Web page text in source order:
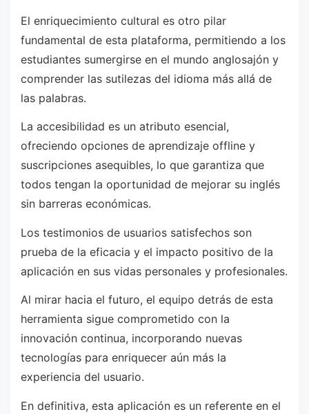
El enriquecimiento cultural es otro pilar
fundamental de esta plataforma, permitiendo a los
estudiantes sumergirse en el mundo anglosajón y
comprender las sutilezas del idioma más allá de
las palabras.
La accesibilidad es un atributo esencial,
ofreciendo opciones de aprendizaje offline y
suscripciones asequibles, lo que garantiza que
todos tengan la oportunidad de mejorar su inglés
sin barreras económicas.
Los testimonios de usuarios satisfechos son
prueba de la eficacia y el impacto positivo de la
aplicación en sus vidas personales y profesionales.
Al mirar hacia el futuro, el equipo detrás de esta
herramienta sigue comprometido con la
innovación continua, incorporando nuevas
tecnologías para enriquecer aún más la
experiencia del usuario.
En definitiva, esta aplicación es un referente en el